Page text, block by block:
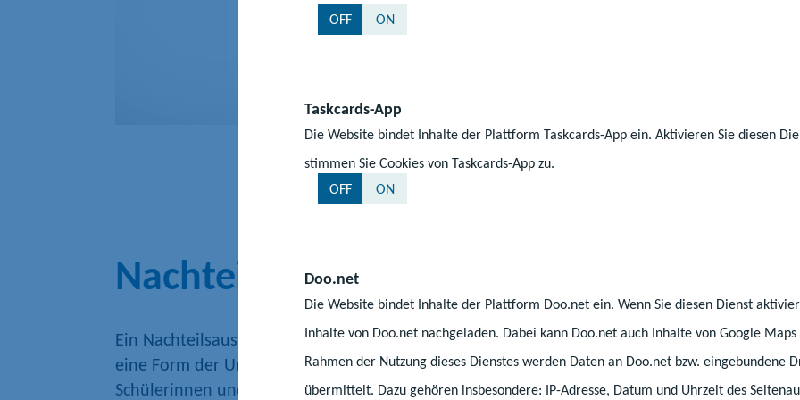
OFF
ON
Taskcards-App
Die Website bindet Inhalte der Plattform Taskcards-App ein. Aktivieren Sie diesen
stimmen Sie Cookies von Taskcards-App zu.
OFF
ON
Doo.net
Die Website bindet Inhalte der Plattform Doo.net ein. Wenn Sie diesen Dienst
Inhalte von Doo.net nachgeladen. Dabei kann Doo.net auch Inhalte von Google
Rahmen der Nutzung dieses Dienstes werden Daten an Doo.net bzw. eingebundene
übermittelt. Dazu gehören insbesondere: IP-Adresse, Datum und Uhrzeit des
©Adobe Stock
Es gehört zu den
beruflichen Schulen,
Klassenkonferenz
Sollten alle, über
Formen der
Nachteilsausgleich
Ein Nachteilsausgleich in der Schule und im Unterricht ist
eine Form der Unterstützung, die anspruchsberechtigten
Schülerinnen und Schülern gleiche Bildungschancen in den